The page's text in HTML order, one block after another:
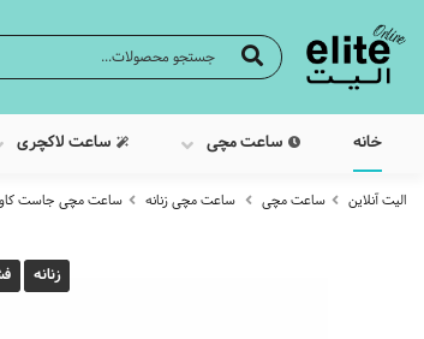
خانه ساعت مچی ساعت لاکچری
الیت آنلاین ساعت مچی ساعت مچی زنانه ساعت مچی جاست
زنانه